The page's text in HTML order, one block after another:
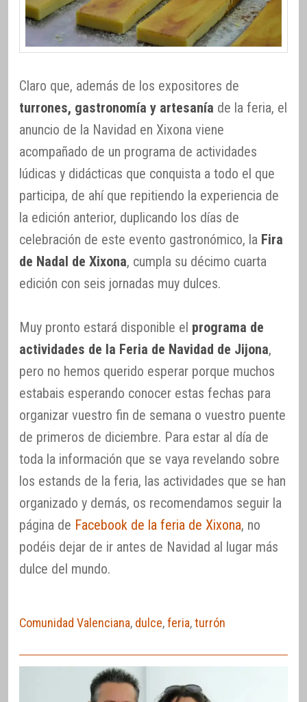
Claro que, además de los expositores de
turrones, gastronomía y artesanía de la feria, el
anuncio de la Navidad en Xixona viene
acompañado de un programa de actividades
lúdicas y didácticas que conquista a todo el que
participa, de ahí que repitiendo la experiencia de
la edición anterior, duplicando los días de
celebración de este evento gastronómico, la Fira
de Nadal de Xixona, cumpla su décimo cuarta
edición con seis jornadas muy dulces.
Muy pronto estará disponible el programa de
actividades de la Feria de Navidad de Jijona,
pero no hemos querido esperar porque muchos
estabais esperando conocer estas fechas para
organizar vuestro fin de semana o vuestro puente
de primeros de diciembre. Para estar al día de
toda la información que se vaya revelando sobre
los estands de la feria, las actividades que se han
organizado y demás, os recomendamos seguir la
página de Facebook de la feria de Xixona, no
podéis dejar de ir antes de Navidad al lugar más
dulce del mundo.
Comunidad Valenciana, dulce,feria,turrón